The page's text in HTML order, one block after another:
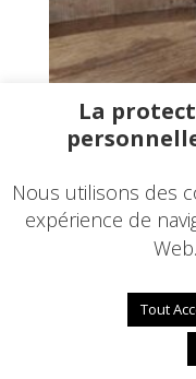
AOC Bergerac
60,00
© 2024 - Une
La
Nous utilisons des
expérience de
Web.
Tout